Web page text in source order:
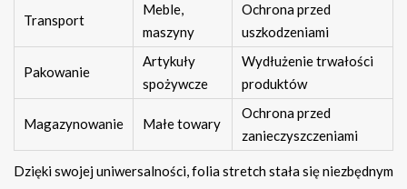
Transport
Meble,
maszyny
Ochrona przed
uszkodzeniami
Pakowanie
Artykuły
spożywcze
Wydłużenie trwałości
produktów
Magazynowanie Małe towary
Ochrona przed
zanieczyszczeniami
Dzięki swojej uniwersalności, folia stretch stała się niezbędnym